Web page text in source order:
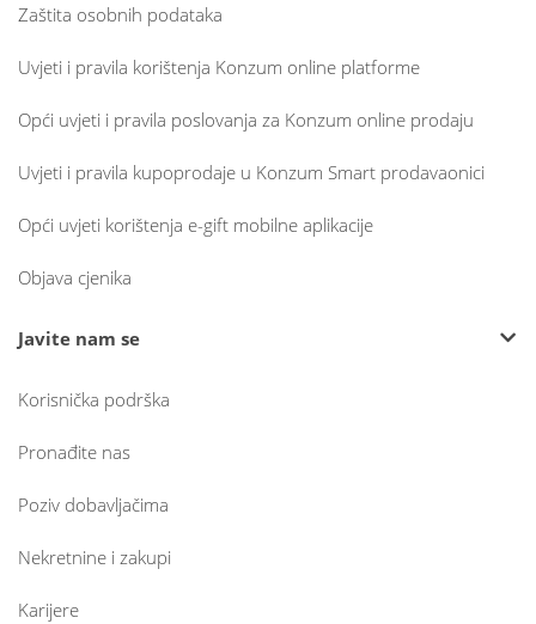
Zaštita osobnih podataka
Uvjeti i pravila korištenja Konzum online platforme
Opći uvjeti i pravila poslovanja za Konzum online prodaju
Uvjeti i pravila kupoprodaje u Konzum Smart prodavaonici
Opći uvjeti korištenja e-gift mobilne aplikacije
Objava cjenika
Javite nam se
Korisnička podrška
Pronađite nas
Poziv dobavljačima
Nekretnine i zakupi
Karijere